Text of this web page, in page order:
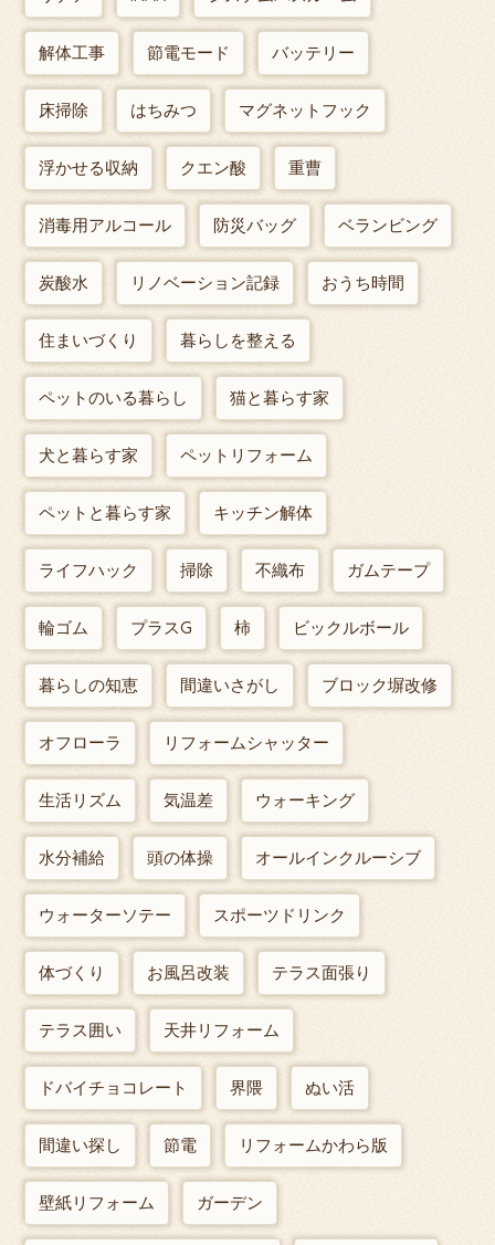
解体工事 節電モード バッテリー
床掃除 はちみつ マグネットフック
浮かせる収納 クエン酸 重曹
消毒用アルコール 防災バッグ ベランビング
炭酸水 リノベーション記録 おうち時間
住まいづくり 暮らしを整える
ペットのいる暮らし 猫と暮らす家
犬と暮らす家 ペットリフォーム
ペットと暮らす家 キッチン解体
ライフハック 掃除 不織布 ガムテープ
輪ゴム プラスG 柿 ビックルボール
暮らしの知恵 間違いさがし ブロック塀改修
オフローラ リフォームシャッター
生活リズム 気温差 ウォーキング
水分補給 頭の体操 オールインクルーシブ
ウォーターソテー スポーツドリンク
体づくり お風呂改装 テラス面張り
テラス囲い 天井リフォーム
ドバイチョコレート 界隈 ぬい活
間違い探し 節電 リフォームかわら版
壁紙リフォーム ガーデン